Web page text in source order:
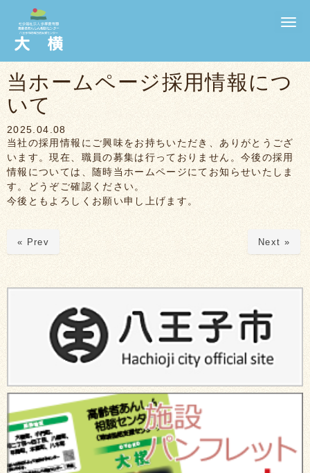
N
a
t
i
当ホームページ採用情報につ
いて
2025.04.08
当社の採用情報にご興味をお持ちいただき、ありがとうござ
います。現在、職員の募集は行っておりません。今後の採用
情報については、随時当ホームページにてお知らせいたしま
す。どうぞご確認ください。
今後ともよろしくお願い申し上げます。
« Prev Next »